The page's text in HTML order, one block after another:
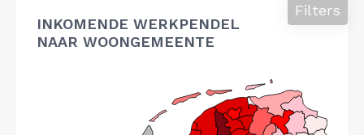
INKOMENDE WERKPENDEL
NAAR WOONGEMEENTE
Filters